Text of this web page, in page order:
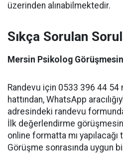
üzerinden alınabilmektedir.
Sıkça Sorulan
Mersin Psikolog
Randevu için 0533 396 44 54
hattından, WhatsApp
adresindeki randevu
İlk değerlendirme
online formatta mı
Görüşme sonrasında uygun